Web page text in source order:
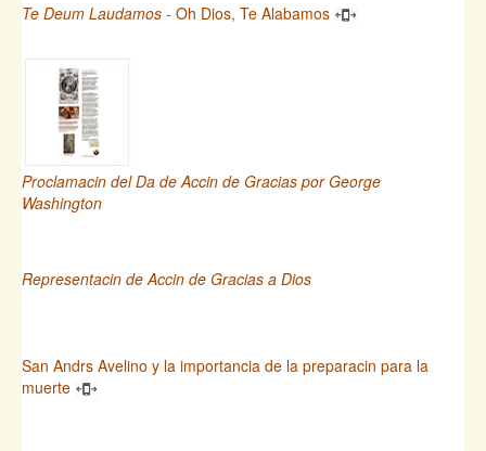
Te Deum Laudamos - Oh Dios, Te Alabamos
Proclamacin del Da de Accin de Gracias por George
Washington
Representacin de Accin de Gracias a Dios
San Andrs Avelino y la importancia de la preparacin para la
muerte